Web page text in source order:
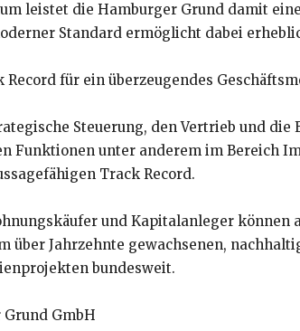
leistet die Hamburger Grund damit
Standard ermöglicht dabei
für ein überzeugendes
Steuerung, den Vertrieb und
Funktionen unter anderem im Bereich
Track Record.
und Kapitalanleger
über Jahrzehnte gewachsenen,
bundesweit.
GmbH